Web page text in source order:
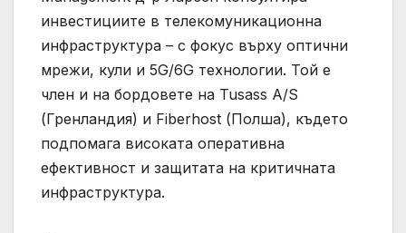
инвестициите в телекомуникационна
инфраструктура – с фокус върху оптични
мрежи, кули и 5G/6G технологии. Той е
член и на бордовете на Tusass A/S
(Гренландия) и Fiberhost (Полша), където
подпомага високата оперативна
ефективност и защитата на критичната
инфраструктура.